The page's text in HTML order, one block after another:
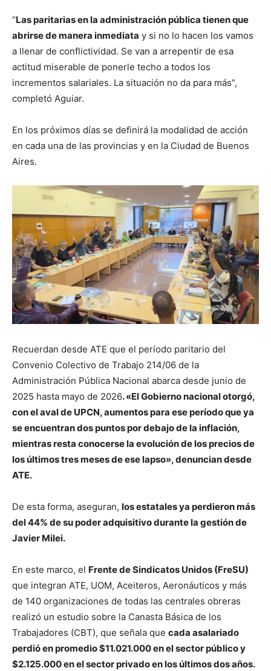
“Las paritarias en la administración pública tienen que
abrirse de manera inmediata y si no lo hacen los vamos
a llenar de conflictividad. Se van a arrepentir de esa
actitud miserable de ponerle techo a todos los
incrementos salariales. La situación no da para más”,
completó Aguiar.
En los próximos días se definirá la modalidad de acción
en cada una de las provincias y en la Ciudad de Buenos
Aires.
Recuerdan desde ATE que el período paritario del
Convenio Colectivo de Trabajo 214/06 de la
Administración Pública Nacional abarca desde junio de
2025 hasta mayo de 2026. «El Gobierno nacional otorgó,
con el aval de UPCN, aumentos para ese período que ya
se encuentran dos puntos por debajo de la inflación,
mientras resta conocerse la evolución de los precios de
los últimos tres meses de ese lapso», denuncian desde
ATE.
De esta forma, aseguran, los estatales ya perdieron más
del 44% de su poder adquisitivo durante la gestión de
Javier Milei.
En este marco, el Frente de Sindicatos Unidos (FreSU)
que integran ATE, UOM, Aceiteros, Aeronáuticos y más
de 140 organizaciones de todas las centrales obreras
realizó un estudio sobre la Canasta Básica de los
Trabajadores (CBT), que señala que cada asalariado
perdió en promedio $11.021.000 en el sector público y
$2.125.000 en el sector privado en los últimos dos años.